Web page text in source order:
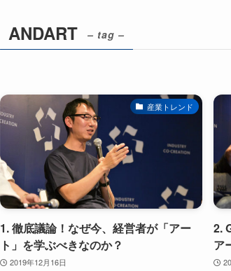
ANDART – tag –
産業トレンド
1. 徹底議論！なぜ今、経営者が「アー
ト」を学ぶべきなのか？
2019年12月16日
2.
ア